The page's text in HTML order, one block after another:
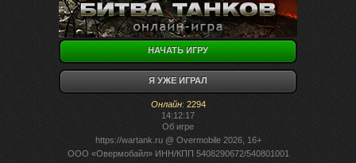
НАЧАТЬ ИГРУ
Я УЖЕ ИГРАЛ
Онлайн: 2294
14:12:17
Об игре
https://wartank.ru@ Overmobile 2026, 16+
ООО «Овермобайл» ИНН/КПП 5408290672/540801001